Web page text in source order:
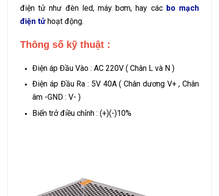
điện tử như đèn led, máy bơm, hay các bo mạch
điện tửhoạt động.
Thông số kỹ thuật :
Điện áp Đầu Vào : AC 220V ( Chân L và N )
Điện áp Đầu Ra : 5V 40A ( Chân dương V+ , Chân
âm -GND : V- )
Biến trở điều chỉnh : (+)(-)10%